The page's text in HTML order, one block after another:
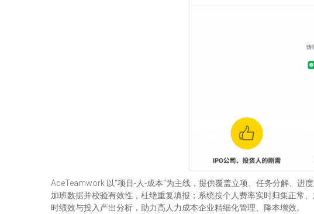
AceTeamwork 以“项目-人-成本”为主线，提供覆盖立项、任务分解、进
加班数据并校验有效性，杜绝重复填报；系统按个人费率实时归集正常
时绩效与投入产出分析，助力高人力成本企业精细化管理、降本增效。